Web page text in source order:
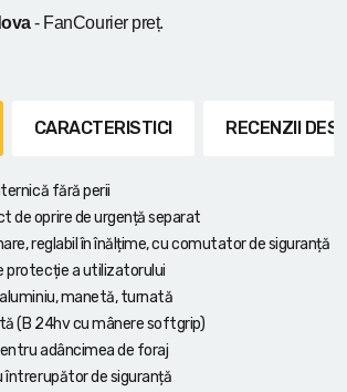
- FanCourier preț.
CARACTERISTICI RECENZII
fără perii
de oprire de urgență separat
reglabil în înălțime, cu comutator de siguranță
protecție a utilizatorului
manetă, turnată
(B 24hv cu mânere softgrip)
adâncimea de foraj
întrerupător de siguranță